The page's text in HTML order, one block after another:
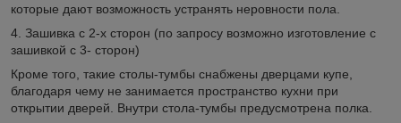
которые дают возможность устранять неровности пола.
4. Зашивка с 2-х сторон (по запросу возможно изготовление с
зашивкой с 3- сторон)
Кроме того, такие столы-тумбы снабжены дверцами купе,
благодаря чему не занимается пространство кухни при
открытии дверей. Внутри стола-тумбы предусмотрена полка.